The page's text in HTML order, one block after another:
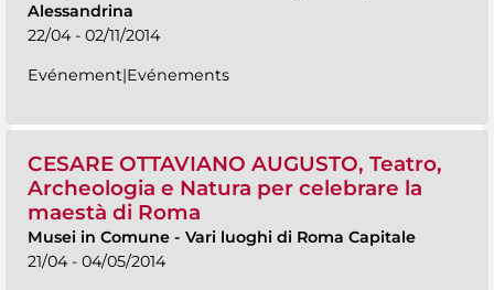
Alessandrina
22/04 - 02/11/2014
Evénement|Evénements
CESARE OTTAVIANO AUGUSTO, Teatro,
Archeologia e Natura per celebrare la
maestà di Roma
Musei in Comune - Vari luoghi di Roma Capitale
21/04 - 04/05/2014